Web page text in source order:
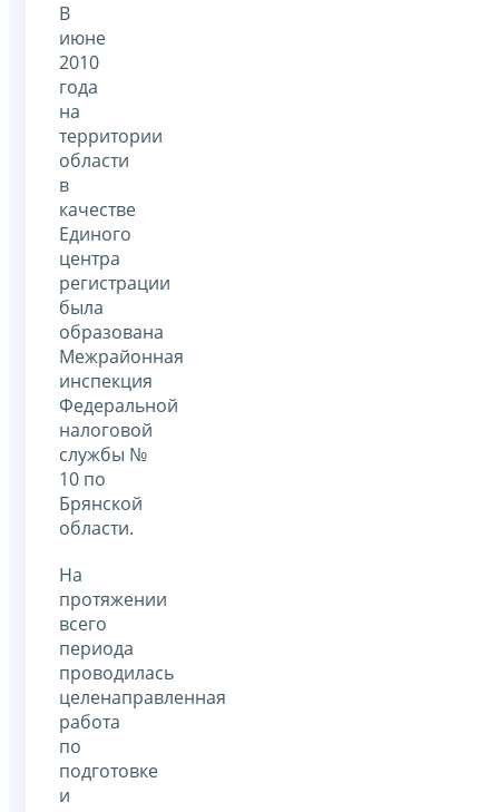
В
июне
2010
года
на
территории
области
в
качестве
Единого
центра
регистрации
была
образована
Межрайонная
инспекция
Федеральной
налоговой
службы №
10 по
Брянской
области.
На
протяжении
всего
периода
проводилась
целенаправленная
работа
по
подготовке
и